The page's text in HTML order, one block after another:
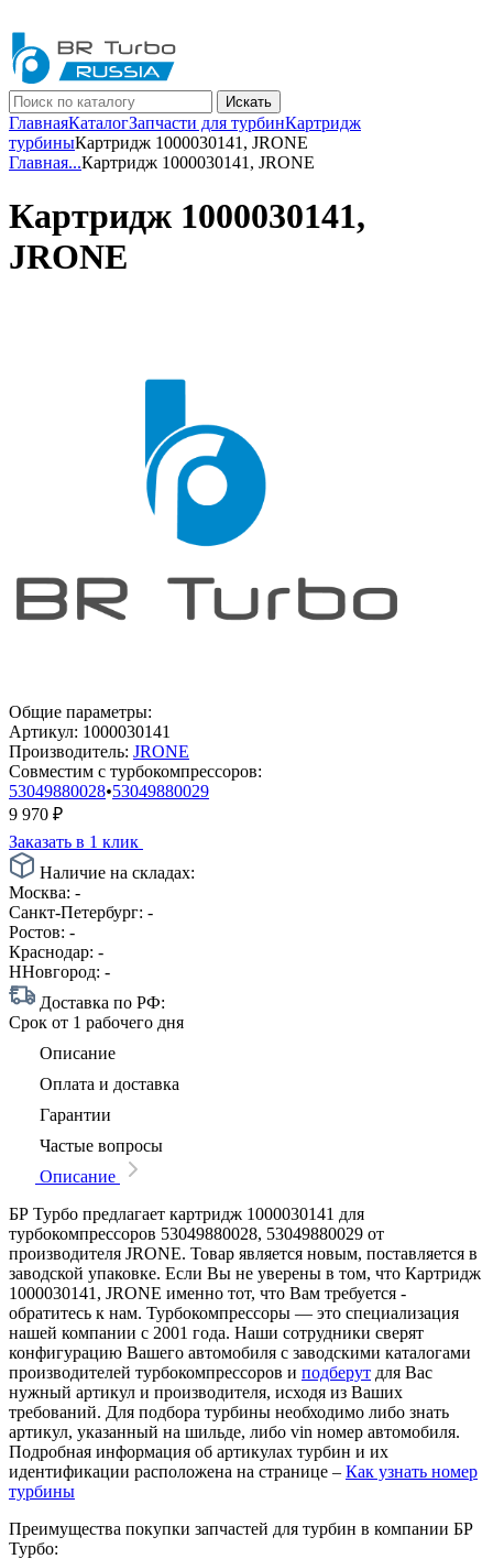
Искать
ГлавнаяКаталогЗапчасти для турбинКартридж
турбиныКартридж 1000030141, JRONE
Главная...Картридж 1000030141, JRONE
Картридж 1000030141,
JRONE
Общие параметры:
Артикул: 1000030141
Производитель: JRONE
Совместим с турбокомпрессоров:
53049880028•53049880029
9 970 ₽
Заказать в 1 клик
Наличие на складах:
Москва: -
Санкт-Петербург: -
Ростов: -
Краснодар: -
ННовгород: -
Доставка по РФ:
Срок от 1 рабочего дня
Описание
Оплата и доставка
Гарантии
Частые вопросы
Описание
БР Турбо предлагает картридж 1000030141 для
турбокомпрессоров 53049880028, 53049880029 от
производителя JRONE. Товар является новым, поставляется в
заводской упаковке. Если Вы не уверены в том, что Картридж
1000030141, JRONE именно тот, что Вам требуется -
обратитесь к нам. Турбокомпрессоры — это специализация
нашей компании с 2001 года. Наши сотрудники сверят
конфигурацию Вашего автомобиля с заводскими каталогами
производителей турбокомпрессоров и подберут для Вас
нужный артикул и производителя, исходя из Ваших
требований. Для подбора турбины необходимо либо знать
артикул, указанный на шильде, либо vin номер автомобиля.
Подробная информация об артикулах турбин и их
идентификации расположена на странице – Как узнать номер
турбины
Преимущества покупки запчастей для турбин в компании БР
Турбо: